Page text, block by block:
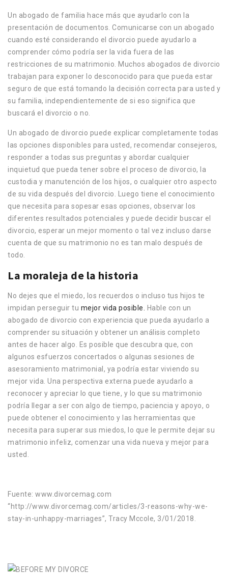
Un abogado de familia hace más que ayudarlo con la
presentación de documentos. Comunicarse con un abogado
cuando esté considerando el divorcio puede ayudarlo a
comprender cómo podría ser la vida fuera de las
restricciones de su matrimonio. Muchos abogados de divorcio
trabajan para exponer lo desconocido para que pueda estar
seguro de que está tomando la decisión correcta para usted y
su familia, independientemente de si eso significa que
buscará el divorcio o no.
Un abogado de divorcio puede explicar completamente todas
las opciones disponibles para usted, recomendar consejeros,
responder a todas sus preguntas y abordar cualquier
inquietud que pueda tener sobre el proceso de divorcio, la
custodia y manutención de los hijos, o cualquier otro aspecto
de su vida después del divorcio. Luego tiene el conocimiento
que necesita para sopesar esas opciones, observar los
diferentes resultados potenciales y puede decidir buscar el
divorcio, esperar un mejor momento o tal vez incluso darse
cuenta de que su matrimonio no es tan malo después de
todo.
La moraleja de la historia
No dejes que el miedo, los recuerdos o incluso tus hijos te
impidan perseguir tu mejor vida posible.
Hable con un
abogado de divorcio con experiencia que pueda ayudarlo a
comprender su situación y obtener un análisis completo
antes de hacer algo. Es posible que descubra que, con
algunos esfuerzos concertados o algunas sesiones de
asesoramiento matrimonial, ya podría estar viviendo su
mejor vida. Una perspectiva externa puede ayudarlo a
reconocer y apreciar lo que tiene, y lo que su matrimonio
podría llegar a ser con algo de tiempo, paciencia y apoyo, o
puede obtener el conocimiento y las herramientas que
necesita para superar sus miedos, lo que le permite dejar su
matrimonio infeliz, comenzar una vida nueva y mejor para
usted.
Fuente: www.divorcemag.com
“http://www.divorcemag.com/articles/3-reasons-why-we-
stay-in-unhappy-marriages”, Tracy Mccole, 3/01/2018.